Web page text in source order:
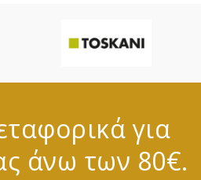
για
άνω των 80€.